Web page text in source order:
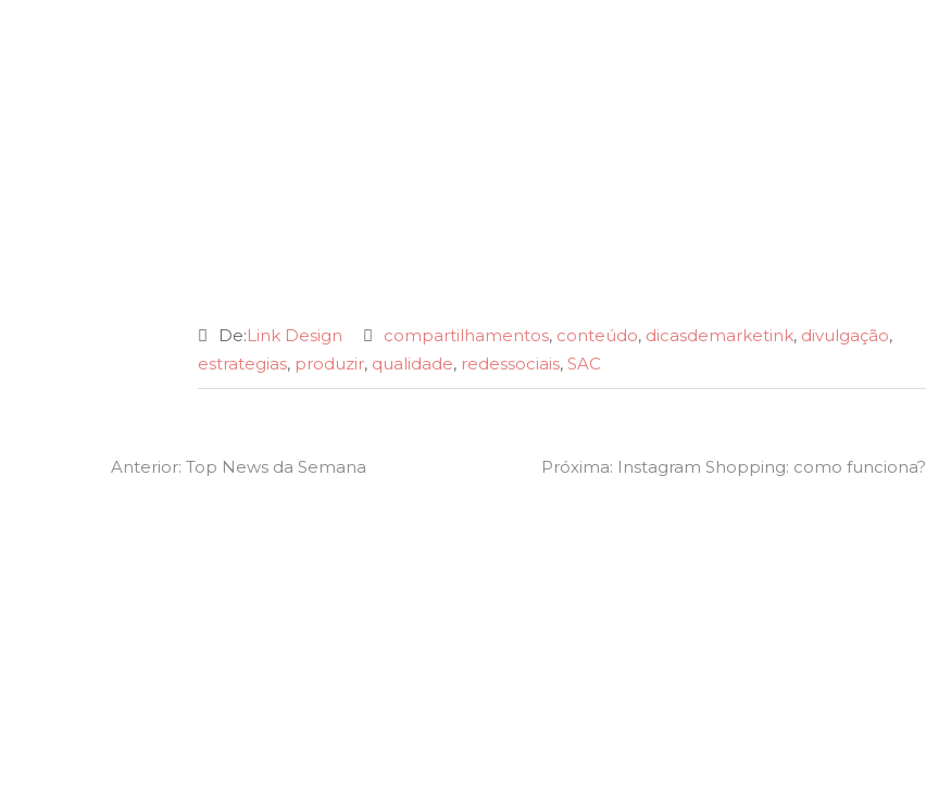
De:Link Design compartilhamentos, conteúdo, dicasdemarketink, divulgação,
estrategias, produzir, qualidade, redessociais, SAC
Navegação
Anterior: Previous
Top News da Semana Próxima: Next
Instagram Shopping: como funciona?